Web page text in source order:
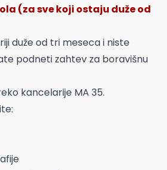
(za sve koji ostaju duže od
duže od tri meseca i niste
podneti zahtev za boravišnu
kancelarije MA 35.